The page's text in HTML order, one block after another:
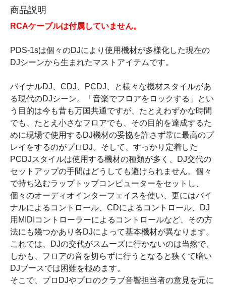
商品説明
RCAケーブルは付属していません。
PDS-1sは個々のDJにより使用機材が多様化した現在の
DJシーンから生まれたマストアイテムです。
バイナルDJ、CDJ、PCDJ、と様々な機材スタイルがあ
る現代のDJシーン。「音楽でフロアをロックする」とい
う目的は今も昔も万国共通ですが、たとえわずかな時間
でも、たとえ小さなフロアでも、その目的を達成するた
めに現場で使用するDJ機材の妥協を許さず常に最高のプ
レイをするのがプロDJ。そして、すっかり定着した
PCDJスタイルは使用する機材の種類が多く、DJ交代の
セットアップの手間はどうしても避けられません。個々
で持ち込むラップトップコンピューターをセットし、
個々のオーディオインターフェイスを使い、更にはバイ
ナルによるコントロール、CDによるコントロール、DJ
用MIDIコントローラーによるコントロールなど、その方
法にも幾つかあり各DJによって基本機材が異なります。
これでは、DJの交代がスムーズに行かないのは当然で、
しかも、フロアの音を切らずに行うとなると狭くて暗い
DJブースでは困難を極めます。
そこで、プロDJやプロのクラブ音響担当者の意見を元に